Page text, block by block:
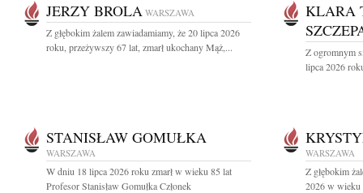
JERZY BROLA WARSZAWA
Z głębokim żalem zawiadamiamy, że 20 lipca 2026
roku, przeżywszy 67 lat, zmarł ukochany Mąż,...
KLARA
Z ogromnym
lipca 2026
STANISŁAW GOMUŁKA
WARSZAWA
W dniu 18 lipca 2026 roku zmarł w wieku 85 lat
Profesor Stanisław Gomułka Członek
WARSZAWA
Z głębokim
2026 w wieku